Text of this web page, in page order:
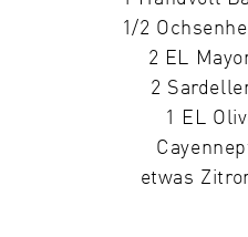
1/2
2 EL
2
1 EL
etwas